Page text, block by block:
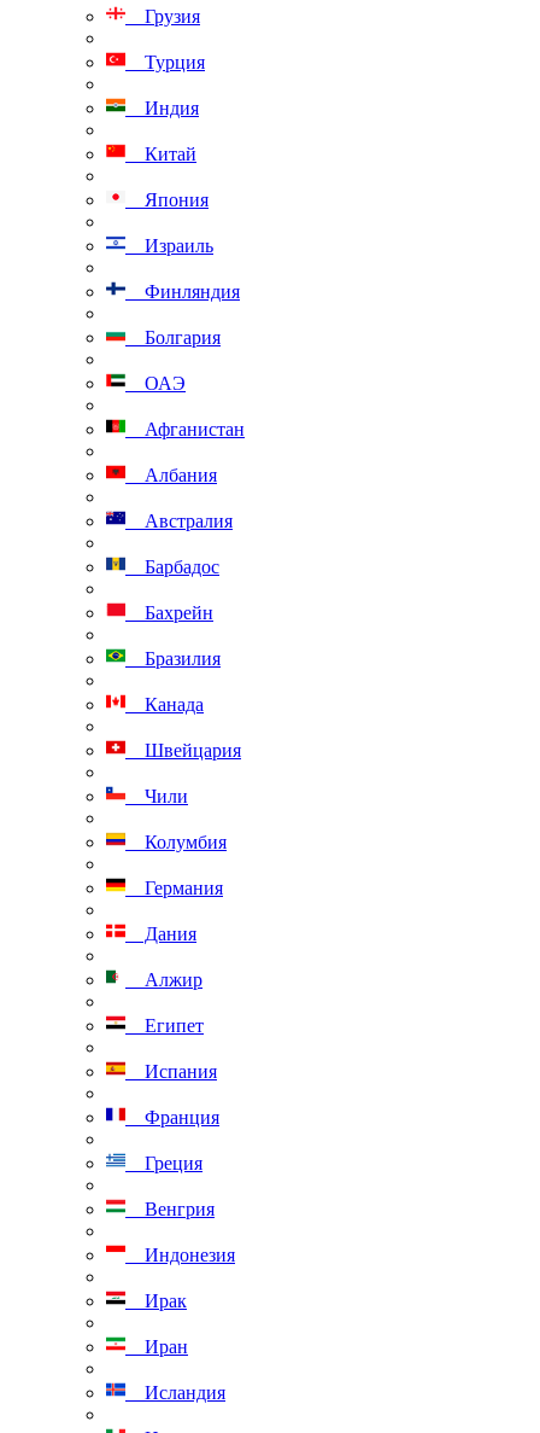
Грузия
Турция
Индия
Китай
Япония
Израиль
Финляндия
Болгария
ОАЭ
Афганистан
Албания
Австралия
Барбадос
Бахрейн
Бразилия
Канада
Швейцария
Чили
Колумбия
Германия
Дания
Алжир
Египет
Испания
Франция
Греция
Венгрия
Индонезия
Ирак
Иран
Исландия